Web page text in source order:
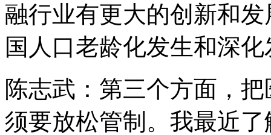
融行业有更大的创新和
国人口老龄化发生和深
陈志武：第三个方面，
须要放松管制。我最近